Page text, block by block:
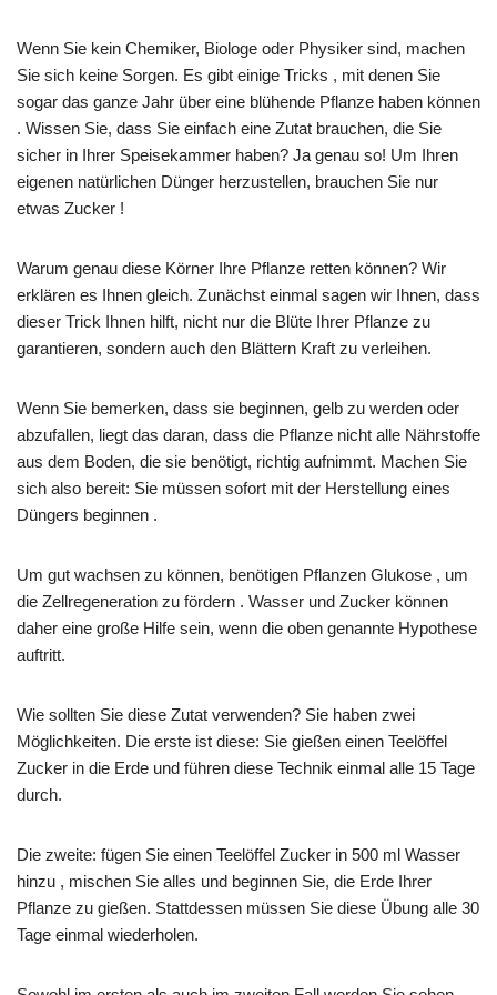
Wenn Sie kein Chemiker, Biologe oder Physiker sind, machen
Sie sich keine Sorgen. Es gibt einige Tricks , mit denen Sie
sogar das ganze Jahr über eine blühende Pflanze haben können
. Wissen Sie, dass Sie einfach eine Zutat brauchen, die Sie
sicher in Ihrer Speisekammer haben? Ja genau so! Um Ihren
eigenen natürlichen Dünger herzustellen, brauchen Sie nur
etwas Zucker !
Warum genau diese Körner Ihre Pflanze retten können? Wir
erklären es Ihnen gleich. Zunächst einmal sagen wir Ihnen, dass
dieser Trick Ihnen hilft, nicht nur die Blüte Ihrer Pflanze zu
garantieren, sondern auch den Blättern Kraft zu verleihen.
Wenn Sie bemerken, dass sie beginnen, gelb zu werden oder
abzufallen, liegt das daran, dass die Pflanze nicht alle Nährstoffe
aus dem Boden, die sie benötigt, richtig aufnimmt. Machen Sie
sich also bereit: Sie müssen sofort mit der Herstellung eines
Düngers beginnen .
Um gut wachsen zu können, benötigen Pflanzen Glukose , um
die Zellregeneration zu fördern . Wasser und Zucker können
daher eine große Hilfe sein, wenn die oben genannte Hypothese
auftritt.
Wie sollten Sie diese Zutat verwenden? Sie haben zwei
Möglichkeiten. Die erste ist diese: Sie gießen einen Teelöffel
Zucker in die Erde und führen diese Technik einmal alle 15 Tage
durch.
Die zweite: fügen Sie einen Teelöffel Zucker in 500 ml Wasser
hinzu , mischen Sie alles und beginnen Sie, die Erde Ihrer
Pflanze zu gießen. Stattdessen müssen Sie diese Übung alle 30
Tage einmal wiederholen.